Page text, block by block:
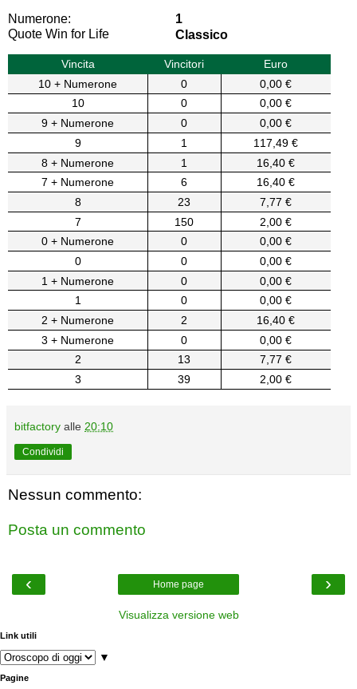
Numerone:
1
Quote Win for Life
Classico
Vincita Vincitori
Euro
10 + Numerone
0
0,00 €
10
0
0,00 €
9 + Numerone
0
0,00 €
9
1
117,49 €
8 + Numerone
1
16,40 €
7 + Numerone
6
16,40 €
8
23
7,77 €
7
150
2,00 €
0 + Numerone
0
0,00 €
0
0
0,00 €
1 + Numerone
0
0,00 €
1
0
0,00 €
2 + Numerone
2
16,40 €
3 + Numerone
0
0,00 €
2
13
7,77 €
3
39 2,00 €
bitfactory alle 20:10
Condividi
Nessun commento:
Posta un commento
‹ ›
Home page
Visualizza versione web
Link utili
▼
Pagine